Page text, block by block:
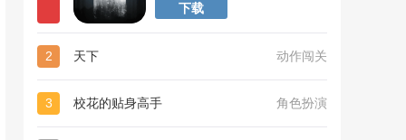
下载
2 天下 动作闯关
3 校花的贴身高手 角色扮演